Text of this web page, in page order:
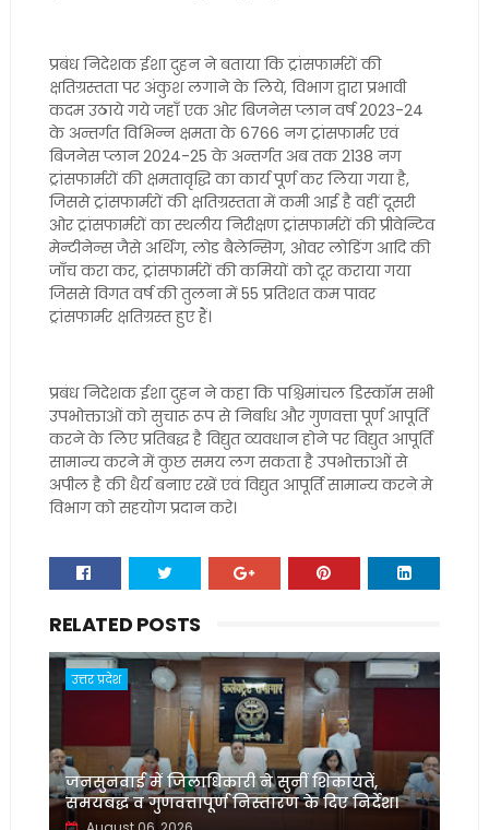
प्रबंध निदेशक ईशा दुहन ने बताया कि ट्रांसफार्मरों की
क्षतिग्रस्तता पर अंकुश लगाने के लिये, विभाग द्वारा प्रभावी
कदम उठाये गये जहाँ एक ओर बिजनेस प्लान वर्ष 2023-24
के अन्तर्गत विभिन्न क्षमता के 6766 नग ट्रांसफार्मर एवं
बिजनेस प्लान 2024-25 के अन्तर्गत अब तक 2138 नग
ट्रांसफार्मरों की क्षमतावृद्धि का कार्य पूर्ण कर लिया गया है,
जिससे ट्रांसफार्मरों की क्षतिग्रस्तता में कमी आई है वहीं दूसरी
ओर ट्रांसफार्मरों का स्थलीय निरीक्षण ट्रांसफार्मरों की प्रीवेन्टिव
मेन्टीनेन्स जैसे अर्थिग, लोड बैलेन्सिग, ओवर लोडिंग आदि की
जाँच करा कर, ट्रांसफार्मरों की कमियों को दूर कराया गया
जिससे विगत वर्ष की तुलना में 55 प्रतिशत कम पावर
ट्रांसफार्मर क्षतिग्रस्त हुए हैं।
प्रबंध निदेशक ईशा दुहन ने कहा कि पश्चिमांचल डिस्कॉम सभी
उपभोक्ताओं को सुचारू रूप से निर्बाध और गुणवत्ता पूर्ण आपूर्ति
करने के लिए प्रतिबद्ध है विद्युत व्यवधान होने पर विद्युत आपूर्ति
सामान्य करने में कुछ समय लग सकता है उपभोक्ताओं से
अपील है की धैर्य बनाए रखें एवं विद्युत आपूर्ति सामान्य करने मे
विभाग को सहयोग प्रदान करे।
RELATED POSTS
उत्तर प्रदेश
जनसुनवाई में जिलाधिकारी ने सुनीं शिकायतें,
समयबद्ध व गुणवत्तापूर्ण निस्तारण के दिए निर्देश।